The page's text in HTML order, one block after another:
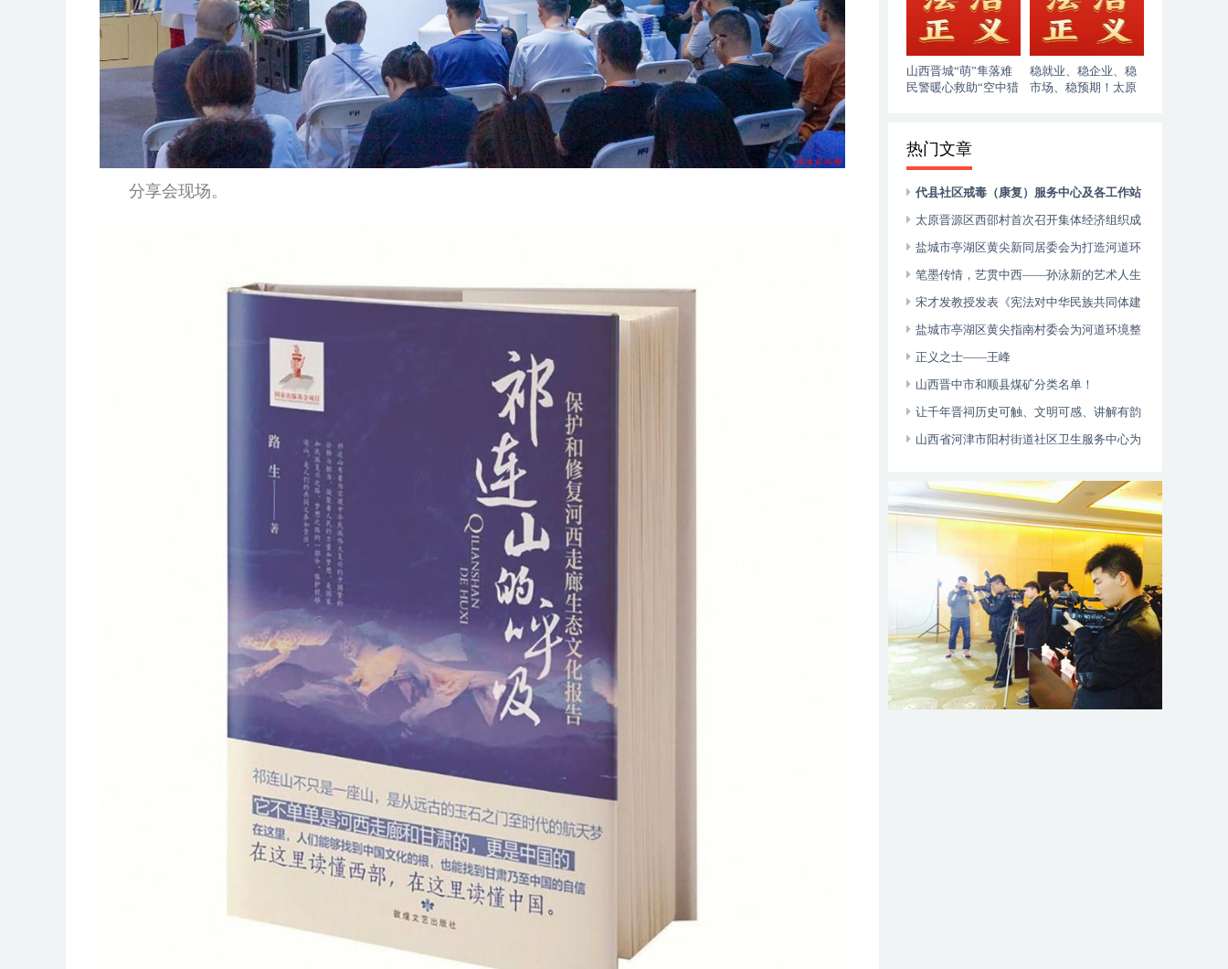
分享会现场。
山西晋城“萌”隼落难
民警暖心救助“空中猎
稳就业、稳企业、稳
市场、稳预期！太原
热门文章
代县社区戒毒（康复）服务中心及各工作站
多元帮扶显成效
太原晋源区西邵村首次召开集体经济组织成
员大会
盐城市亭湖区黄尖新同居委会为打造河道环
境整治和乡村治理起到了一定的引领作用
笔墨传情，艺贯中西——孙泳新的艺术人生
与卓越成就
宋才发教授发表《宪法对中华民族共同体建
设的价值论析》论文
盐城市亭湖区黄尖指南村委会为河道环境整
治营造了良好的氛围和乡村治理起到了一定的
引领作用
正义之士——王峰
山西晋中市和顺县煤矿分类名单！
让千年晋祠历史可触、文明可感、讲解有韵
山西省河津市阳村街道社区卫生服务中心为